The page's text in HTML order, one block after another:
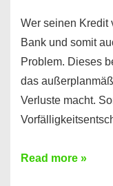
Wer seinen Kredit
Bank und somit
Problem. Dieses
das
Verluste macht.
Kredit
Read more »